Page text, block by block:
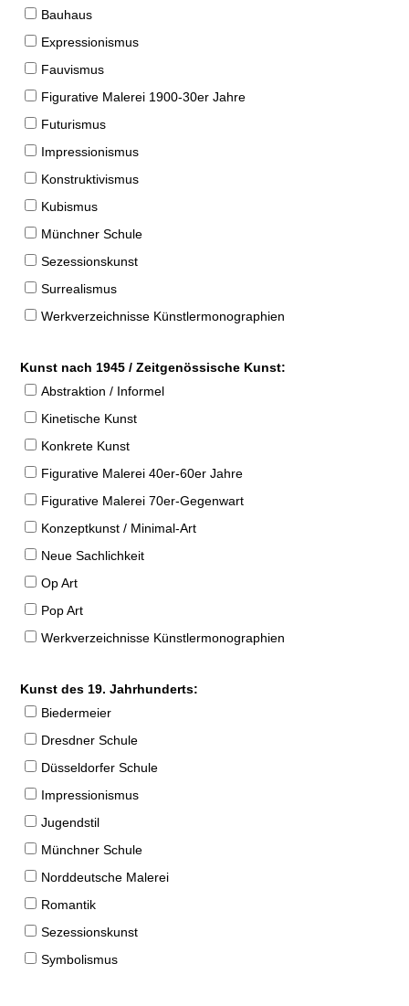
Bauhaus
Expressionismus
Fauvismus
Figurative Malerei 1900-30er Jahre
Futurismus
Impressionismus
Konstruktivismus
Kubismus
Münchner Schule
Sezessionskunst
Surrealismus
Werkverzeichnisse Künstlermonographien
Kunst nach 1945 / Zeitgenössische Kunst:
Abstraktion / Informel
Kinetische Kunst
Konkrete Kunst
Figurative Malerei 40er-60er Jahre
Figurative Malerei 70er-Gegenwart
Konzeptkunst / Minimal-Art
Neue Sachlichkeit
Op Art
Pop Art
Werkverzeichnisse Künstlermonographien
Kunst des 19. Jahrhunderts:
Biedermeier
Dresdner Schule
Düsseldorfer Schule
Impressionismus
Jugendstil
Münchner Schule
Norddeutsche Malerei
Romantik
Sezessionskunst
Symbolismus